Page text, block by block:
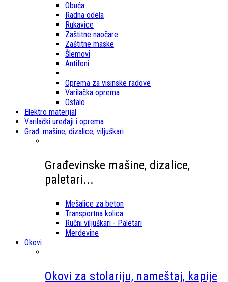
Obuća
Radna odela
Rukavice
Zaštitne naočare
Zaštitne maske
Šlemovi
Antifoni
Oprema za visinske radove
Varilačka oprema
Ostalo
Elektro materijal
Varilački uređaji i oprema
Građ. mašine, dizalice, viljuškari
Građevinske mašine, dizalice,
paletari...
Mešalice za beton
Transportna kolica
Ručni viljuškari - Paletari
Merdevine
Okovi
Okovi za stolariju, nameštaj, kapije